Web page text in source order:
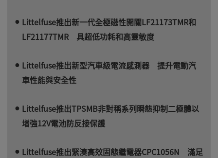
Littelfuse推出新一代全極磁性開關LF21173TMR和
LF21177TMR 具超低功耗和高靈敏度
Littelfuse推出新型汽車級電流感測器 提升電動汽
車性能與安全性
Littelfuse推出TPSMB非對稱系列瞬態抑制二極體以
增強12V電池防反接保護
Littelfuse推出緊湊高效固態繼電器CPC1056N 滿足